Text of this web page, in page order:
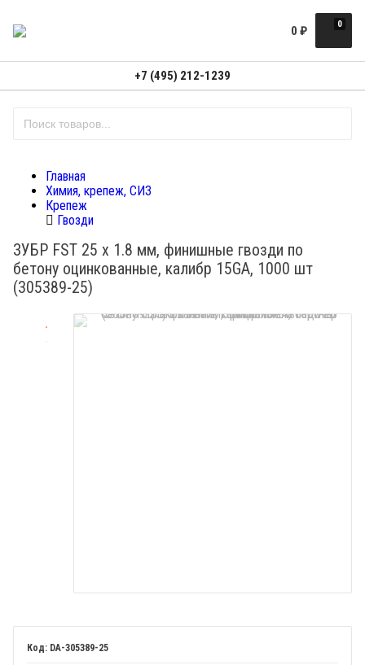
0
0 ₽
+7 (495) 212-1239
Главная
Химия, крепеж, СИЗ
Крепеж
Гвозди
ЗУБР FST 25 х 1.8 мм, финишные гвозди по
бетону оцинкованные, калибр 15GA, 1000 шт
(305389-25)
DA-305389-25